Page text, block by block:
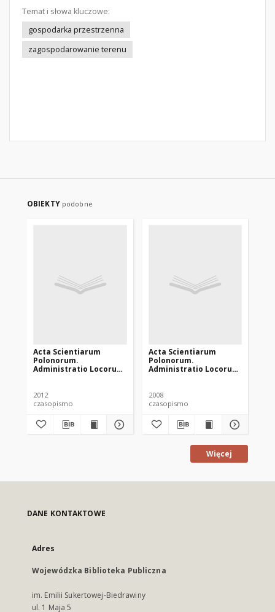
Temat i słowa kluczowe:
gospodarka przestrzenna
zagospodarowanie terenu
OBIEKTY podobne
Acta Scientiarum
Polonorum.
Administratio Locorum
2012
czasopismo
Acta Scientiarum
Polonorum.
Administratio Locorum
2008
czasopismo
Więcej
DANE KONTAKTOWE
Adres
Wojewódzka Biblioteka Publiczna
im. Emilii Sukertowej-Biedrawiny
ul. 1 Maja 5